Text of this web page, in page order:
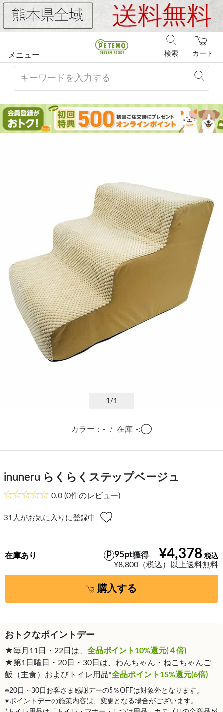
メニュー カート
検索
1/1
カラー：- / 在庫 -:◯
inuneru らくらくステップベージュ
0.0 (0件のレビュー)
31 人がお気に入りに登録中
¥4,378
95pt獲得
¥8,800（税込）以上送料無料
在庫あり
購入する
おトクなポイントデー
★毎月11日・22日は、 全品ポイント10%還元(４倍)
★第1日曜日・20日・30日は、わんちゃん・ねこちゃんご
飯（主食）およびトイレ用品*全品ポイント15%還元(6倍)
※20日・30日お客さま感謝デーの5％OFFは対象外となります。
※ポイントデーの施策内容は、変更となる場合がございます。